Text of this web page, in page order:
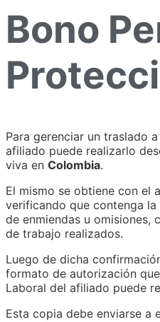
Bono
Para gerenciar un traslado a
afiliado puede realizarlo
viva en Colombia.
El mismo se obtiene con el
verificando que contenga
de enmiendas u omisiones,
de trabajo realizados.
Luego de dicha
formato de autorización
Laboral del afiliado puede
Esta copia debe enviarse a